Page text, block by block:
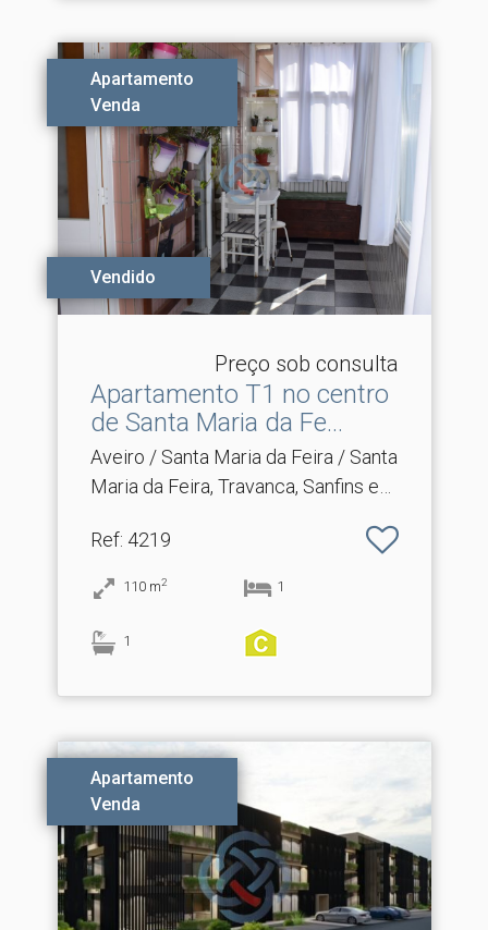
Apartamento
Venda
Vendido
Preço sob consulta
Apartamento T1 no centro
de Santa Maria da Fe.​..
Aveiro / Santa Maria da Feira / Santa
Maria da Feira, Travanca, Sanfins e
Ref: 4219
110 m2 1
1
Apartamento
Venda